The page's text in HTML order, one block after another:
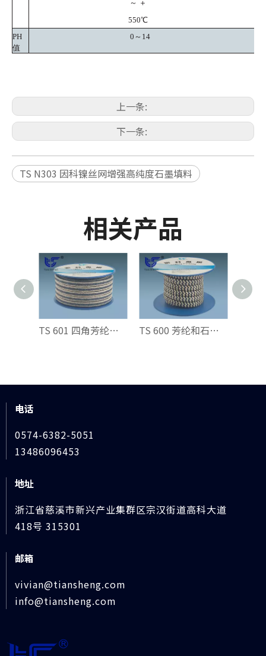
～ ＋
550℃
PH
值
0～14
上一条:
下一条:
TS N303 因科镍丝网增强高纯度石墨填料
相关产品
TS 601 四角芳纶增强GFO®填料 TS 600 芳纶和石墨聚四氟乙烯交织填料
电话
0574-6382-5051
13486096453
地址
浙江省慈溪市新兴产业集群区宗汉街道高科大道
418号 315301
邮箱
vivian@tiansheng.com
info@tiansheng.com